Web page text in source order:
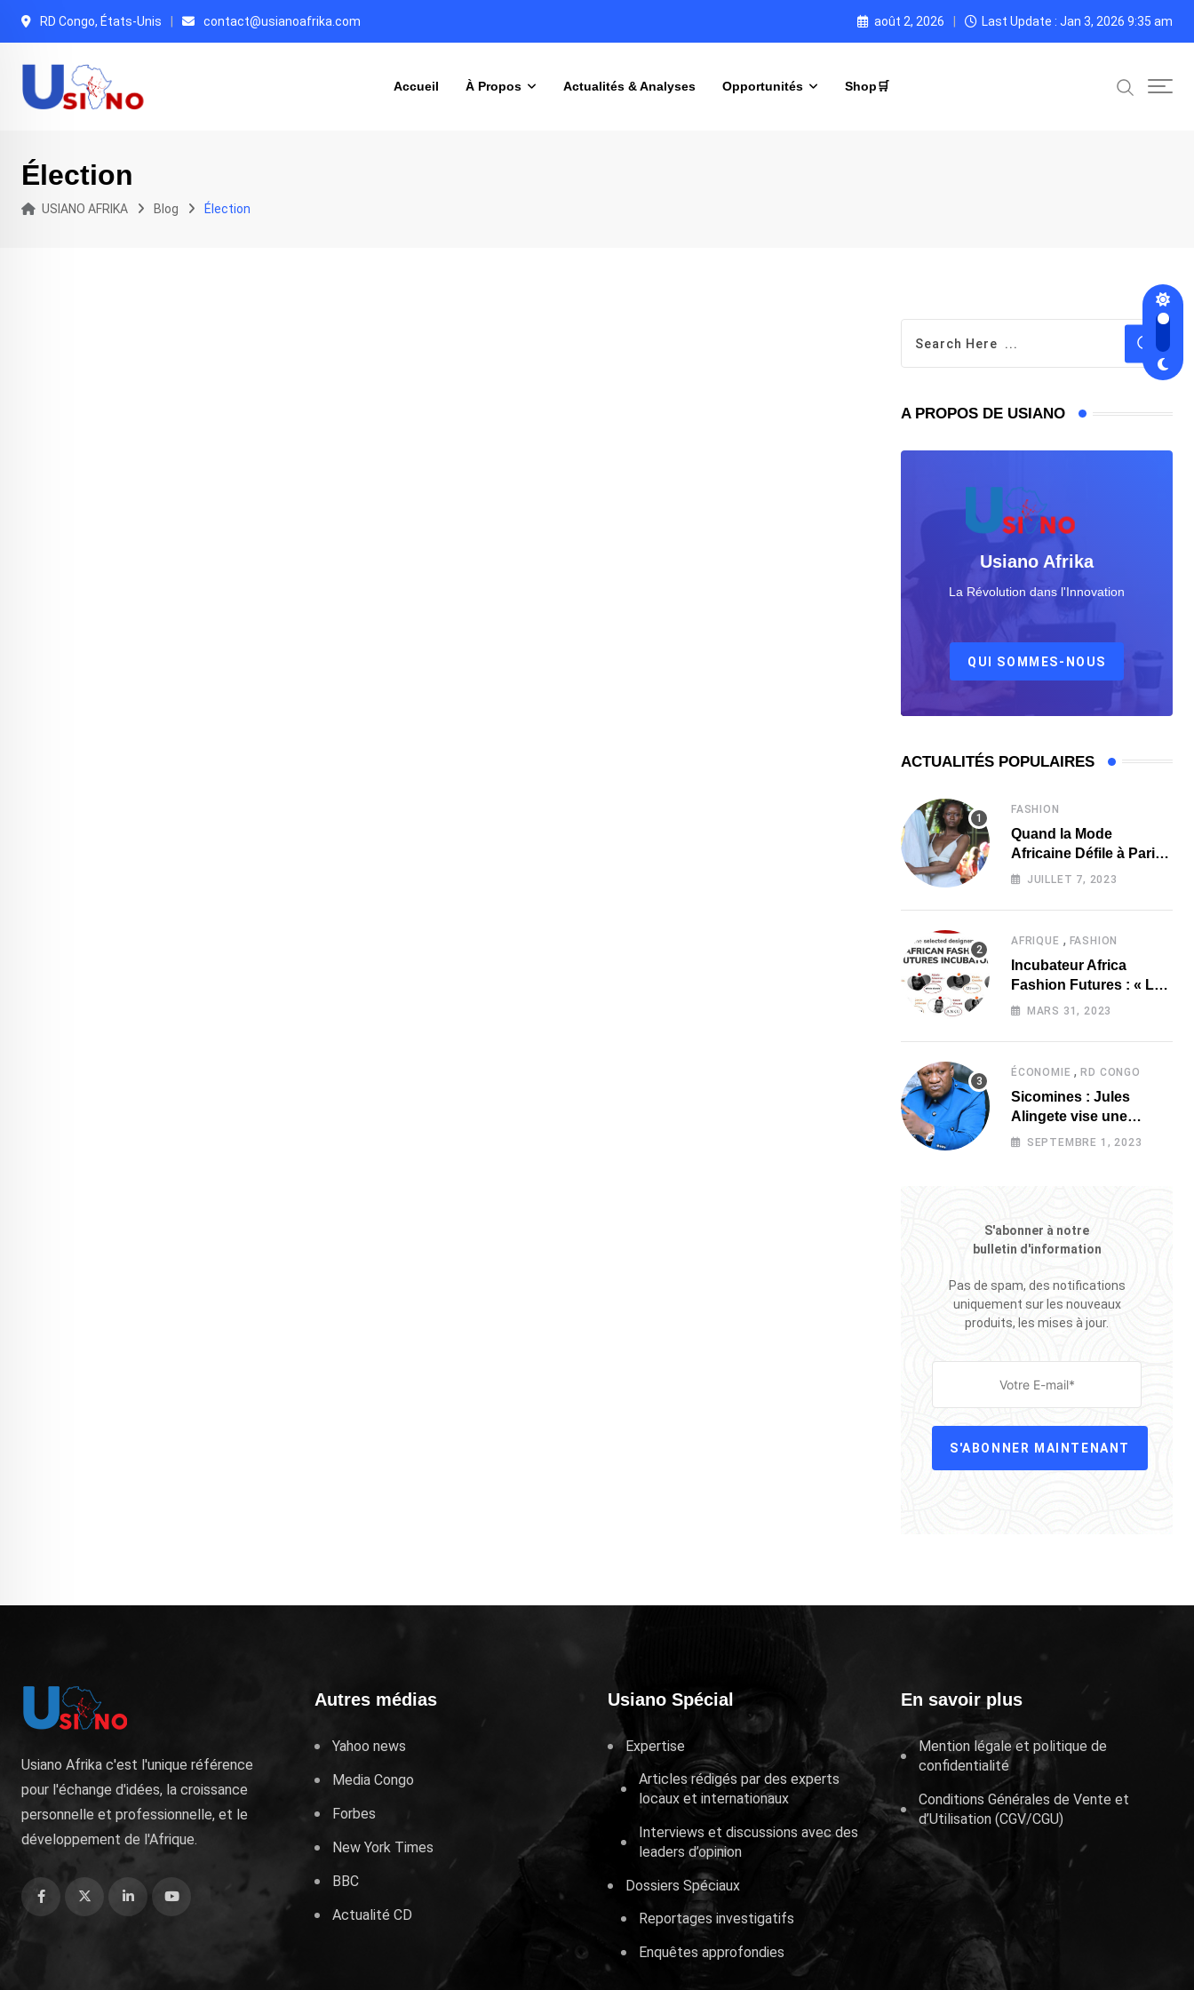
Skip
content
RD Congo, États-Unis contact@usianoafrika.com août 2, 2026 Last Update : Jan 3, 2026 9:35 am
Accueil À Propos Actualités & Analyses Opportunités Shop🛒
Élection
USIANO AFRIKA Blog Élection
A PROPOS DE USIANO
Usiano Afrika
La Révolution dans l'Innovation
QUI SOMMES-NOUS
ACTUALITÉS POPULAIRES
FASHION
Quand la Mode
Africaine Défile à Paris
au Africa Fashion Up 3
JUILLET 7, 2023
AFRIQUE , FASHION
Incubateur Africa
Fashion Futures : « Les
marques africaines
davantage les
investisseurs »
MARS 31, 2023
ÉCONOMIE ,RD CONGO
Sicomines : Jules
Alingete vise une
révision du contrat à 20
SEPTEMBRE 1, 2023
S'abonner à notre
bulletin d'information
Pas de spam, des notifications
uniquement sur les nouveaux
produits, les mises à jour.
S'ABONNER MAINTENANT
Usiano Afrika c'est l'unique référence
pour l'échange d'idées, la croissance
personnelle et professionnelle, et le
développement de l'Afrique.
Autres médias
Yahoo news
Media Congo
Forbes
New York Times
BBC
Actualité CD
Usiano Spécial
Expertise
Articles rédigés par des experts
locaux et internationaux
Interviews et discussions avec des
leaders d’opinion
Dossiers Spéciaux
Reportages investigatifs
Enquêtes approfondies
En savoir plus
Mention légale et politique de
confidentialité
Conditions Générales de Vente et
d’Utilisation (CGV/CGU)